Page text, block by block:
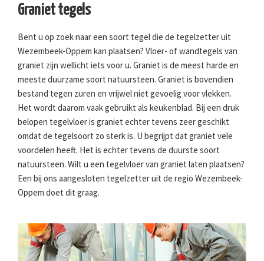
Graniet tegels
Bent u op zoek naar een soort tegel die de tegelzetter uit
Wezembeek-Oppem kan plaatsen? Vloer- of wandtegels van
graniet zijn wellicht iets voor u. Graniet is de meest harde en
meeste duurzame soort natuursteen. Graniet is bovendien
bestand tegen zuren en vrijwel niet gevoelig voor vlekken.
Het wordt daarom vaak gebruikt als keukenblad. Bij een druk
belopen tegelvloer is graniet echter tevens zeer geschikt
omdat de tegelsoort zo sterk is. U begrijpt dat graniet vele
voordelen heeft. Het is echter tevens de duurste soort
natuursteen. Wilt u een tegelvloer van graniet laten plaatsen?
Een bij ons aangesloten tegelzetter uit de regio Wezembeek-
Oppem doet dit graag.